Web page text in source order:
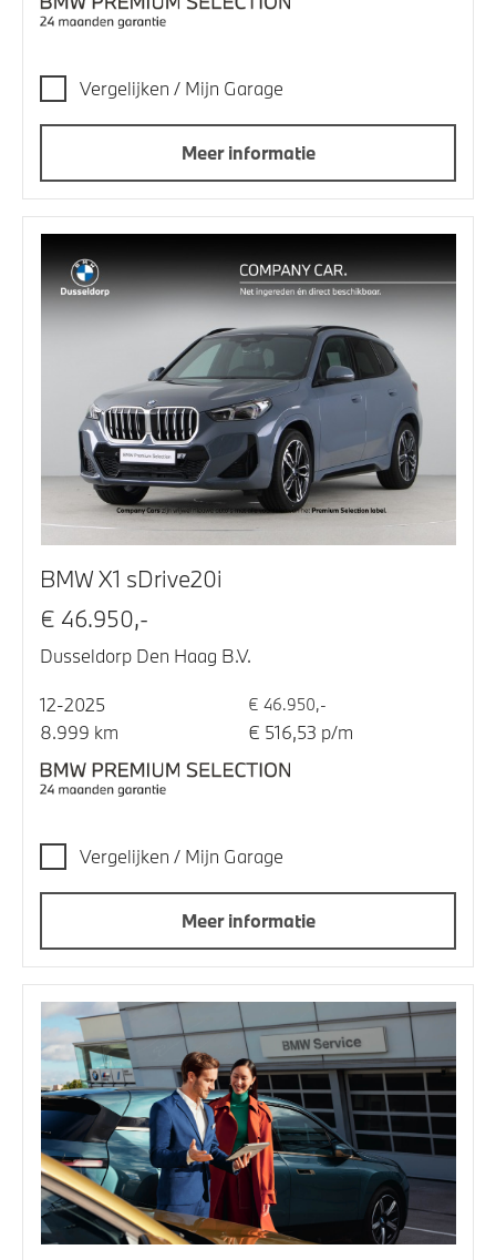
Vergelijken / Mijn Garage
Meer informatie
BMW X1 sDrive20i
€ 46.950,-
Dusseldorp Den Haag B.V.
12-2025 € 46.950,-
8.999 km € 516,53 p/m
Vergelijken / Mijn Garage
Meer informatie